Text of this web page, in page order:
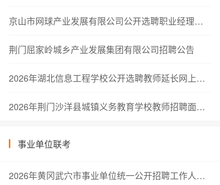
京山市网球产业发展有限公司公开选聘职业经理人面试公告
荆门屈家岭城乡产业发展集团有限公司招聘公告
2026年湖北信息工程学校公开选聘教师延长网上报名时间的公告
2026年荆门沙洋县城镇义务教育学校教师招聘面试公告
事业单位联考
2026年黄冈武穴市事业单位统一公开招聘工作人员管理和通用型专业技术岗位(第一批)、卫健医疗岗位拟聘用人员公示公告